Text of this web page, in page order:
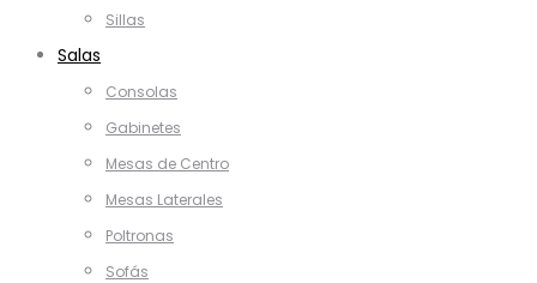
Sillas
Salas
Consolas
Gabinetes
Mesas de Centro
Mesas Laterales
Poltronas
Sofás